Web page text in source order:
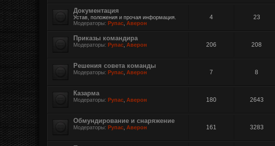
Документация
Устав, положения и прочая информация.
Модераторы: Рупас Аверон
4 23
Приказы командира
Модераторы: Рупас Аверон 206 208
Решения совета команды
Модераторы: Рупас Аверон 7 8
Казарма
Модераторы: Рупас Аверон 180 2643
Обмундирование и снаряжение
Модераторы: Рупас Аверон 161 3283